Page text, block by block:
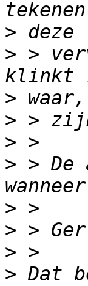
>
> >
>
>
>
> > De
>
>
>
> Dat